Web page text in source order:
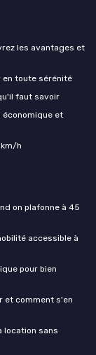
les avantages et
en toute sérénité
faut savoir
économique et
h
on plafonne à 45
accessible à
pour bien
et comment s'en
location sans